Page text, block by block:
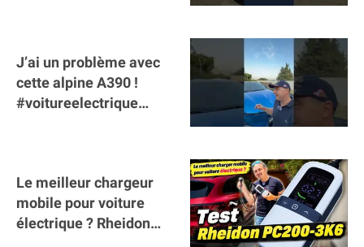
J’ai un problème avec
cette alpine A390 !
#voitureelectrique
Le meilleur chargeur
mobile pour voiture
électrique ? Rheidon